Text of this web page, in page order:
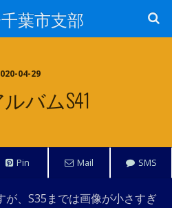
葉市支部
04-29
バムS41
Pin Mail SMS
が、S35までは画像が小さすぎ